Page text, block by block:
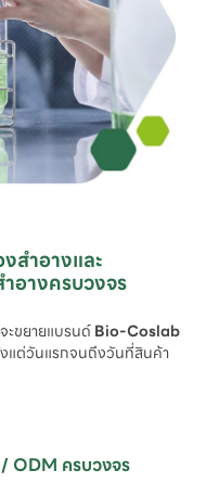
งสำอางและ
ำอางครบวงจร
ะขยายแบรนด์Bio-Coslab
แต่วันแรกจนถึงวันที่สินค้า
ODM ครบวงจร